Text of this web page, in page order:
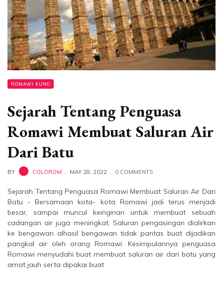
ROMAWI KUNO
Sejarah Tentang Penguasa
Romawi Membuat Saluran Air
Dari Batu
BY COLOROM MAY 28, 2022 0 COMMENTS
Sejarah Tentang Penguasa Romawi Membuat Saluran Air Dari
Batu - Bersamaan kota- kota Romawi jadi terus menjadi
besar, sampai muncul keinginan untuk membuat sebuah
cadangan air juga meningkat. Saluran pengasingan dialirkan
ke bengawan alhasil bengawan tidak pantas buat dijadikan
pangkal air oleh orang Romawi. Kesimpulannya penguasa
Romawi menyudahi buat membuat saluran air dari batu yang
amat jauh serta dipakai buat